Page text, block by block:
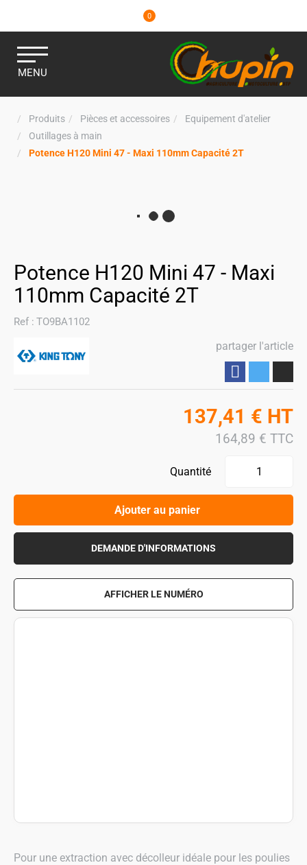
0
MENU
Produits Pièces et accessoires
Equipement d'atelier
Outillages à main
Potence H120 Mini 47 - Maxi 110mm Capacité 2T
Potence H120 Mini 47 - Maxi
110mm Capacité 2T
Ref : TO9BA1102
partager l'article
Pour une extraction avec décolleur idéale pour les poulies
137,41 € HT
164,89 € TTC
Quantité
Ajouter au panier
DEMANDE D'INFORMATIONS
AFFICHER LE NUMÉRO